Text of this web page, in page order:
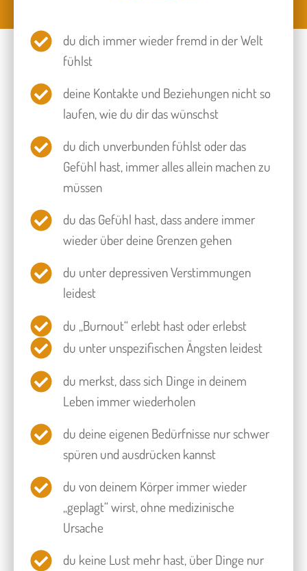
du dich immer wieder fremd in der Welt
fühlst
deine Kontakte und Beziehungen nicht so
laufen, wie du dir das wünschst
du dich unverbunden fühlst oder das
Gefühl hast, immer alles allein machen zu
müssen
​du das Gefühl hast, dass andere immer
wieder über deine Grenzen gehen
​du unter depressiven Verstimmungen
leidest
du „Burnout“ erlebt hast oder erlebst
du unter unspezifischen Ängsten leidest
du merkst, dass sich Dinge in deinem
Leben immer wiederholen
du deine eigenen Bedürfnisse nur schwer
spüren und ausdrücken kannst
​du von deinem Körper immer wieder
„geplagt“ wirst, ohne medizinische
Ursache
du keine Lust mehr hast, über Dinge nur